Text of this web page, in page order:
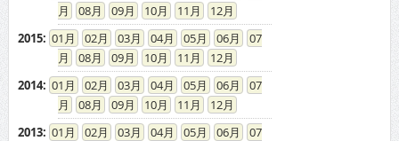
08
09 10 11
12
2015: 01 02 03 04 05 06
07
08
09 10 11
12
2014: 01 02 03 04 05 06
07
08
09 10 11
12
2013: 01 02 03 04 05 06
07